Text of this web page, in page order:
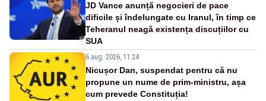
JD Vance anunță negocieri de pace
dificile și îndelungate cu Iranul, în timp ce
Teheranul neagă existența discuțiilor cu
SUA
6 aug. 2026, 11:24
Nicușor Dan, suspendat pentru că nu
propune un nume de prim-ministru, așa
cum prevede Constituția!